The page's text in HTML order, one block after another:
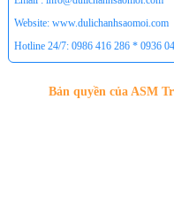
Website: www.dulichanhsaomoi.com
Hotline 24/7: 0986 416 286 * 0936
Bản quyền của ASM